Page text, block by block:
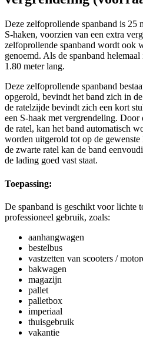
Deze zelfoprollende spanband is 25
S-haken, voorzien van een extra
zelfoprollende spanband wordt ook
genoemd. Als de spanband
1.80 meter lang.
Deze zelfoprollende spanband
opgerold, bevindt het band zich in
de ratelzijde bevindt zich een kort
een S-haak met vergrendeling.
de ratel, kan het band automatisch
worden uitgerold tot op de
de zwarte ratel kan de band
de lading goed vast staat.
Toepassing:
De spanband is geschikt voor lichte
professioneel gebruik, zoals:
aanhangwagen
bestelbus
vastzetten van scooters /
bakwagen
magazijn
pallet
palletbox
imperiaal
thuisgebruik
vakantie